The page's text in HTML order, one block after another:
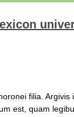
filia Argivis
est quam